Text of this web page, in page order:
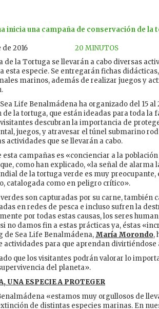
inicia una campaña de conservación de
de 2016
20 MINUTOS
de la Tortuga se llevarán a cabo diversas
esta especie. Se entregarán fichas
marinos, además de realizar juegos y
Life Benalmádena ha organizado del 15
de la tortuga, que están ideadas para toda
descubran la importancia de
juegos, y atravesar el túnel submarino
actividades que se llevarán a cabo.
esta campañas es «concienciar a la
como han explicado, «la señal de alarma
de la tortuga verde es muy
catalogada como en peligro crítico».
son capturadas por su carne, también
en redes de pesca e incluso sufren la
por todas estas causas, los seres
no damos fin a estas prácticas ya, éstas
de Sea Life Benalmádena, María Morondo,
actividades para que aprendan
que los visitantes podrán valorar lo
del planeta».
UNA ESPECIE A PROTEGER
«estamos muy orgullosos de
de distintas especies marinas. En